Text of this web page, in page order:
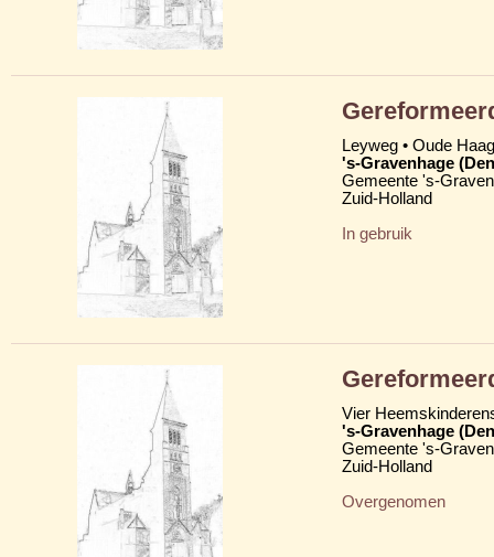
Leyweg • Oude
's-Gravenhage
Gemeente 's-
Zuid-Holland
In gebruik
Vier
's-Gravenhage
Gemeente 's-
Zuid-Holland
Overgenomen